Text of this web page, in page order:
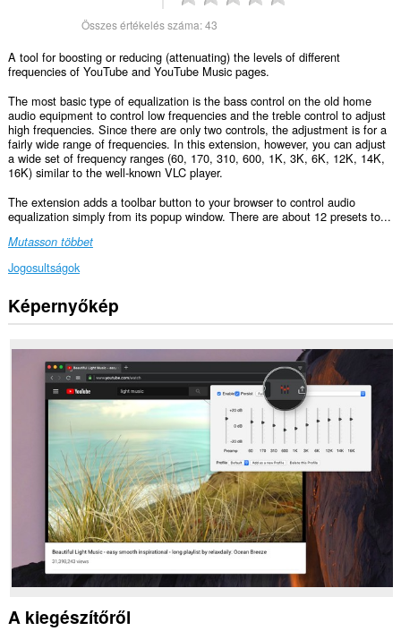
Összes értékelés száma:43
A tool for boosting or reducing (attenuating) the levels of different
frequencies of YouTube and YouTube Music pages.
The most basic type of equalization is the bass control on the old home
audio equipment to control low frequencies and the treble control to adjust
high frequencies. Since there are only two controls, the adjustment is for a
fairly wide range of frequencies. In this extension, however, you can adjust
a wide set of frequency ranges (60, 170, 310, 600, 1K, 3K, 6K, 12K, 14K,
16K) similar to the well-known VLC player.
The extension adds a toolbar button to your browser to control audio
equalization simply from its popup window. There are about 12 presets to...
Mutasson többet
Jogosultságok
Ez
a
hozzáfér
adatához
webhelyen.
kiegészítő
hozzáfér
lapokhoz
böngészési
tevékenységhez.
Képernyőkép
A kiegészítőről